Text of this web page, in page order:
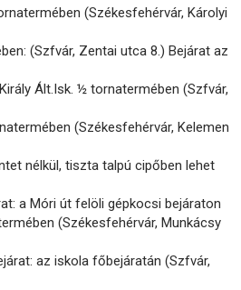
(Székesfehérvár, Károlyi
(Szfvár, Zentai utca 8.) Bejárat az
Ált.Isk. ½ tornatermében (Szfvár,
(Székesfehérvár, Kelemen
nélkül, tiszta talpú cipőben lehet
a Móri út felöli gépkocsi bejáraton
(Székesfehérvár, Munkácsy
az iskola főbejáratán (Szfvár,